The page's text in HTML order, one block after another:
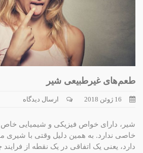
طعم‌های غیرطبیعی شیر
16 ژوئن 2018 ارسال دیدگاه
شیر، دارای خواص فیزیکی و شیمیایی
خاصی ندارد. به همین دلیل وقتی با
دارد، یعنی یک اتفاقی در یک نقطه از فرایند